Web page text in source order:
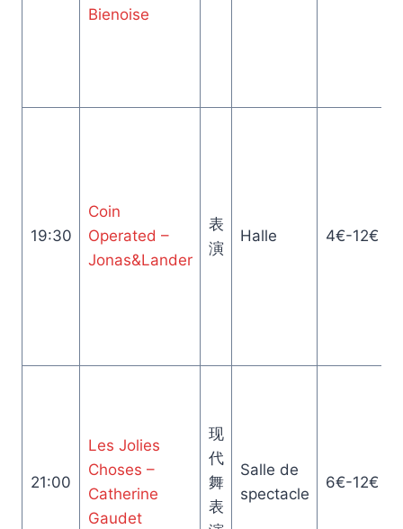
Bienoise
19:30
Coin
Operated –
Jonas&Lander
表
演
Halle 4€-12€
21:00
Les Jolies
Choses –
Catherine
Gaudet
现
代
舞
表
Salle de
spectacle
6€-12€